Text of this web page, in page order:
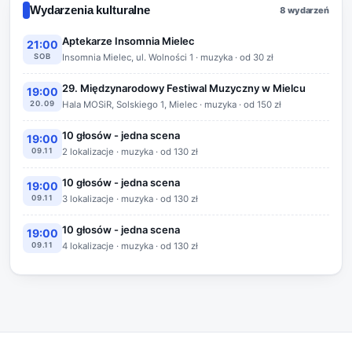
Wydarzenia kulturalne 8 wydarzeń
21:00
SOB
Aptekarze Insomnia Mielec
Insomnia Mielec, ul. Wolności 1 · muzyka · od 30 zł
19:00
20.09
29. Międzynarodowy Festiwal Muzyczny w Mielcu
Hala MOSiR, Solskiego 1, Mielec · muzyka · od 150 zł
19:00
09.11
10 głosów - jedna scena
2 lokalizacje · muzyka · od 130 zł
19:00
09.11
10 głosów - jedna scena
3 lokalizacje · muzyka · od 130 zł
19:00
09.11
10 głosów - jedna scena
4 lokalizacje · muzyka · od 130 zł